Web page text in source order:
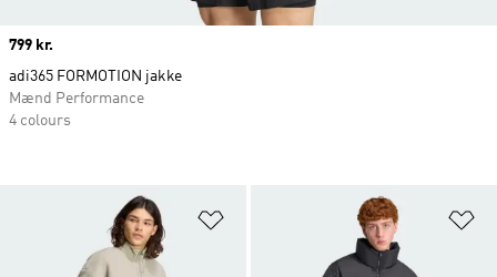
Price
799 kr.
adi365 FORMOTION jakke
Mænd Performance
4 colours